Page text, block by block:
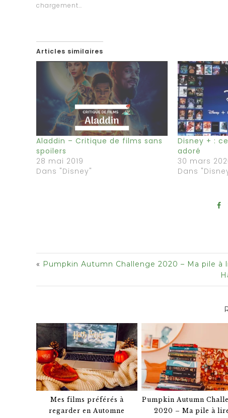
chargement…
Articles similaires
Aladdin – Critique de films sans
spoilers
28 mai 2019
Dans "Disney"
Disney + :
adoré
30 mars
Dans
« Pumpkin Autumn Challenge 2020 – Ma pile à
Mes films préférés à
regarder en Automne
Pumpkin Autumn
2020 – Ma pile à